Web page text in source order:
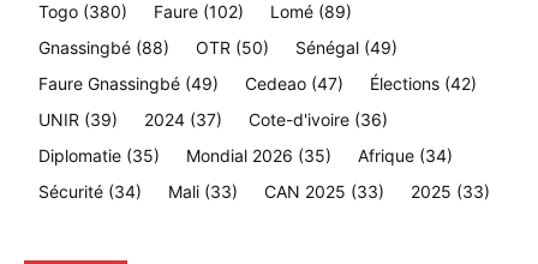
Togo (380) Faure (102) Lomé (89)
Gnassingbé (88) OTR (50) Sénégal (49)
Faure Gnassingbé (49) Cedeao (47) Élections (42)
UNIR (39) 2024 (37) Cote-d'ivoire (36)
Diplomatie (35) Mondial 2026 (35) Afrique (34)
Sécurité (34) Mali (33) CAN 2025 (33) 2025 (33)